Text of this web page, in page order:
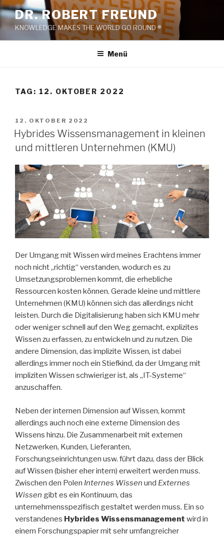
Zum
Inhalt
springen
DR. ROBERT FREUND
KNOWLEDGE MAKES THE WORLD GO ROUND ®
Menü
TAG: 12. OKTOBER 2022
VERÖFFENTLICHT
AM
12. OKTOBER 2022
Hybrides Wissensmanagement in kleinen
und mittleren Unternehmen (KMU)
Der Umgang mit Wissen wird meines Erachtens immer
noch nicht „richtig“ verstanden, wodurch es zu
Umsetzungsproblemen kommt, die erhebliche
Ressourcen kosten können. Gerade kleine und mittlere
Unternehmen (KMU) können sich das allerdings nicht
leisten. Durch die Digitalisierung haben sich KMU mehr
oder weniger schnell auf den Weg gemacht, explizites
Wissen zu erfassen, zu entwickeln und zu nutzen. Die
andere Dimension, das implizite Wissen, ist dabei
allerdings immer noch ein Stiefkind, da der Umgang mit
impliziten Wissen schwieriger ist, als „IT-Systeme“
anzuschaffen.
Neben der internen Dimension auf Wissen, kommt
allerdings auch noch eine externe Dimension des
Wissens hinzu. Die Zusammenarbeit mit externen
Netzwerken, Kunden, Lieferanten,
Forschungseinrichtungen usw. führt dazu, dass der Blick
auf Wissen (bisher eher intern) erweitert werden muss.
Zwischen den Polen Internes Wissen und Externes
Wissen gibt es ein Kontinuum, das
unternehmensspezifisch gestaltet werden muss. Ein so
verstandenes Hybrides Wissensmanagement wird in
einem Forschungspapier mit sehr umfangreicher